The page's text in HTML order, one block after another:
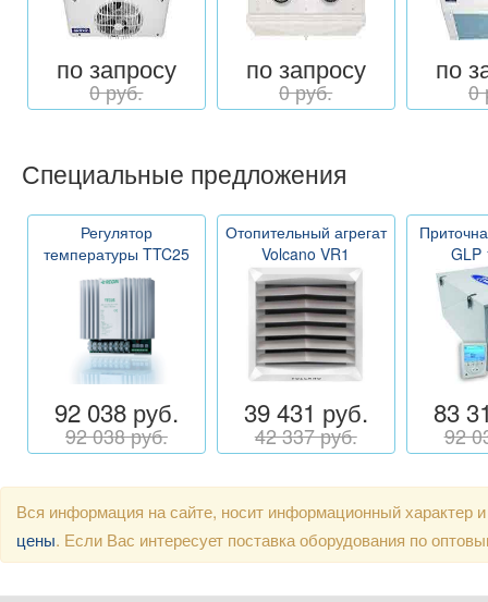
по запросу
0 руб.
по запросу
0 руб.
по
0
Специальные предложения
Регулятор
температуры TTC25
92 038 руб.
92 038 руб.
Отопительный агрегат
Volcano VR1
39 431 руб.
42 337 руб.
GLP
83
92
Вся информация на сайте, носит информационный
цены. Если Вас интересует поставка оборудования по